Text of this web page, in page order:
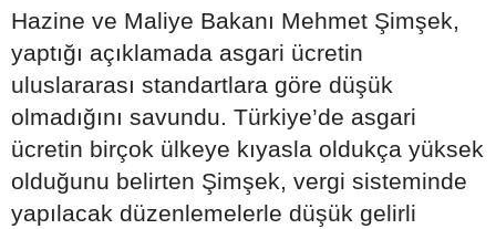
Hazine ve Maliye Bakanı Mehmet Şimşek,
yaptığı açıklamada asgari ücretin
uluslararası standartlara göre düşük
olmadığını savundu. Türkiye’de asgari
ücretin birçok ülkeye kıyasla oldukça yüksek
olduğunu belirten Şimşek, vergi sisteminde
yapılacak düzenlemelerle düşük gelirli